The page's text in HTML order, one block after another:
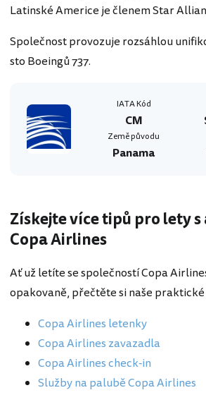
Latinské Americe je členem Star
Společnost provozuje rozsáhlou
sto Boeingů 737.
IATA Kód
CM
Země původu
Panama
Získejte více tipů pro lety
Copa Airlines
Ať už letíte se společností Copa
opakovaně, přečtěte si naše
Copa Airlines letenky
Copa Airlines zavazadla
Copa Airlines check-in
Služby na palubě Copa Airlines